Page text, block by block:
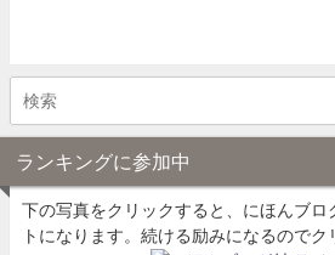
ランキングに参加中
下の写真をクリックすると、にほんブロ
トになります。続ける励みになるのでク